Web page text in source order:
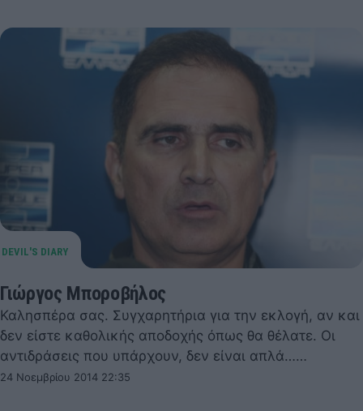
Γιώργος Μποροβήλος
Καλησπέρα σας. Συγχαρητήρια για την εκλογή, αν και
δεν είστε καθολικής αποδοχής όπως θα θέλατε. Οι
αντιδράσεις που υπάρχουν, δεν είναι απλά……
24 Νοεμβρίου 2014 22:35